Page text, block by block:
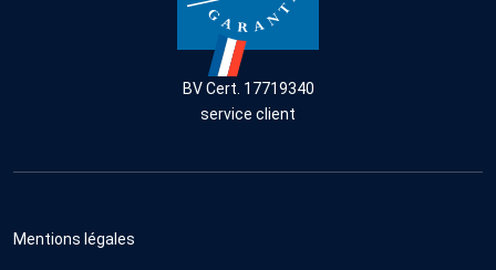
BV Cert. 17719340
service client
Mentions légales